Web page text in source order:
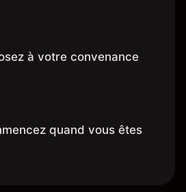
à votre convenance
quand vous êtes